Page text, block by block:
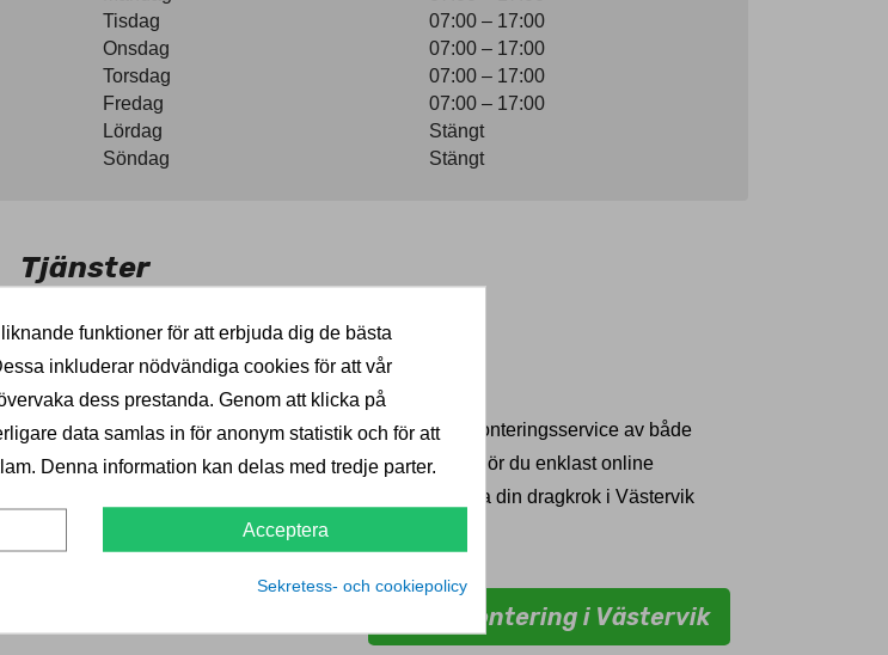
Tisdag
Onsdag
Torsdag
Fredag
Lördag
Söndag
07:00 – 17:00
07:00 – 17:00
07:00 – 17:00
07:00 – 17:00
Stängt
Stängt
Tjänster
dragkroksmontering till lägsta pris
av dragkrok i Västervik. Vi erbjuder komplett monteringsservice av både
elsatser. Bokning för montering av dragkrok i Västervik gör du enklast online
du vår trevliga kundsupport. Välkommen att montera din dragkrok i Västervik
Boka montering i Västervik
funktioner för att erbjuda dig de bästa
inkluderar nödvändiga cookies för att vår
dess prestanda. Genom att klicka på
data samlas in för anonym statistik och för att
Denna information kan delas med tredje parter.
Acceptera
Sekretess- och cookiepolicy